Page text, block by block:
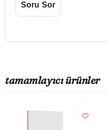
tamamlayıcı ürünler